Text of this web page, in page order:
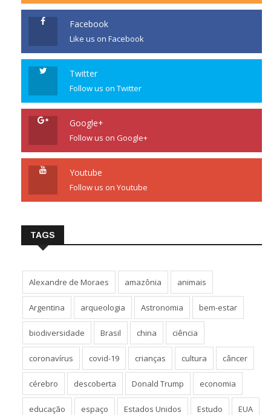
Facebook
Like us on Facebook
Twitter
Follow us on Twitter
Google+
Follow us on Google+
Youtube
Follow us on Youtube
TAGS
Alexandre de Moraes amazônia animais
Argentina arqueologia Astronomia bem-estar
biodiversidade Brasil china ciência
coronavírus covid-19 crianças cultura câncer
cérebro descoberta Donald Trump economia
educação espaço Estados Unidos Estudo EUA